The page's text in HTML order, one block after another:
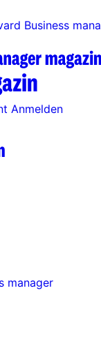
Business
Anmelden
manager